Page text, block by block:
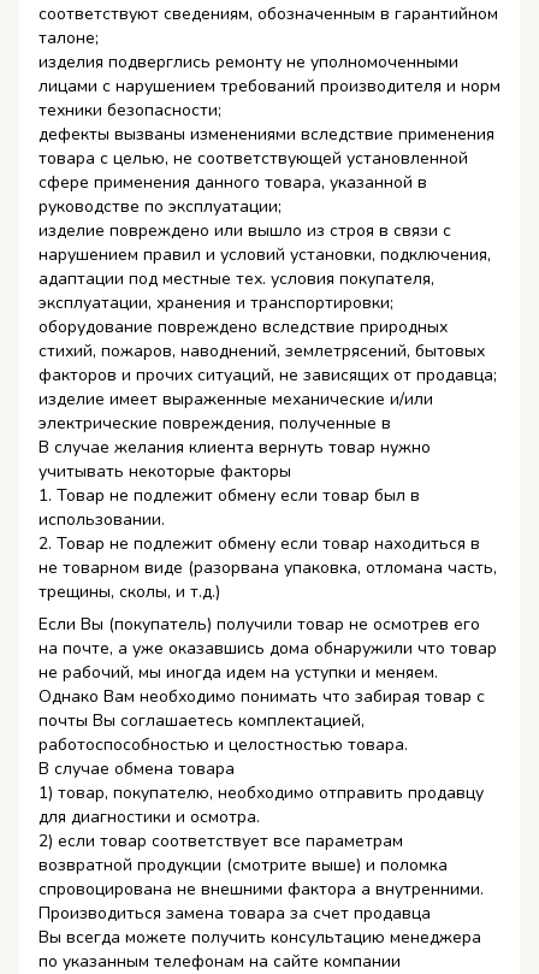
соответствуют сведениям, обозначенным в гарантийном
талоне;
изделия подверглись ремонту не уполномоченными
лицами с нарушением требований производителя и норм
техники безопасности;
дефекты вызваны изменениями вследствие применения
товара с целью, не соответствующей установленной
сфере применения данного товара, указанной в
руководстве по эксплуатации;
изделие повреждено или вышло из строя в связи с
нарушением правил и условий установки, подключения,
адаптации под местные тех. условия покупателя,
эксплуатации, хранения и транспортировки;
оборудование повреждено вследствие природных
стихий, пожаров, наводнений, землетрясений, бытовых
факторов и прочих ситуаций, не зависящих от продавца;
изделие имеет выраженные механические и/или
электрические повреждения, полученные в
В случае желания клиента вернуть товар нужно
учитывать некоторые факторы
1. Товар не подлежит обмену если товар был в
использовании.
2. Товар не подлежит обмену если товар находиться в
не товарном виде (разорвана упаковка, отломана часть,
трещины, сколы, и т.д.)
Если Вы (покупатель) получили товар не осмотрев его
на почте, а уже оказавшись дома обнаружили что товар
не рабочий, мы иногда идем на уступки и меняем.
Однако Вам необходимо понимать что забирая товар с
почты Вы соглашаетесь комплектацией,
работоспособностью и целостностью товара.
В случае обмена товара
1) товар, покупателю, необходимо отправить продавцу
для диагностики и осмотра.
2) если товар соответствует все параметрам
возвратной продукции (смотрите выше) и поломка
спровоцирована не внешними фактора а внутренними.
Производиться замена товара за счет продавца
Вы всегда можете получить консультацию менеджера
по указанным телефонам на сайте компании